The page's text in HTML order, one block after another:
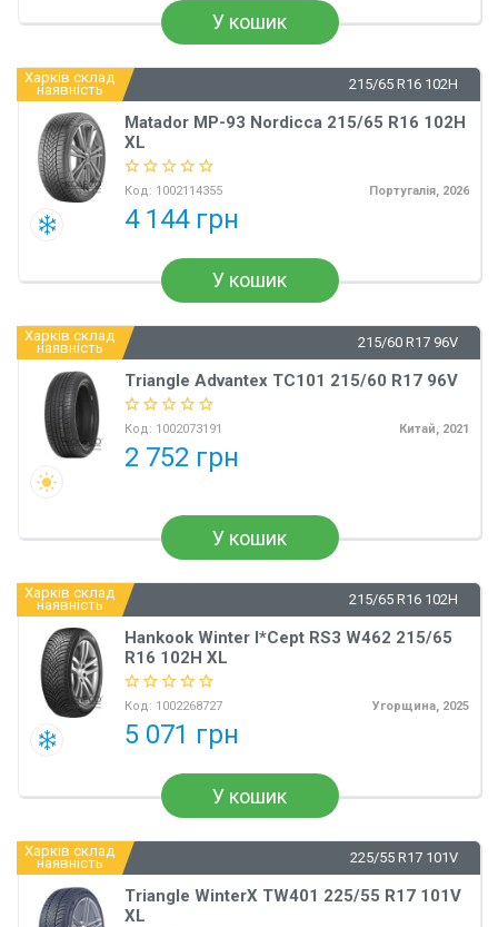
У кошик
215/65 R16 102H
Харків склад
наявність
Matador MP-93 Nordicca 215/65 R16 102H
XL
Код: 1002114355 Португалія, 2026
4 144 грн
У кошик
215/60 R17 96V
Харків склад
наявність
Triangle Advantex TC101 215/60 R17 96V
Код: 1002073191 Китай, 2021
2 752 грн
У кошик
215/65 R16 102H
Харків склад
наявність
Hankook Winter I*Cept RS3 W462 215/65
R16 102H XL
Код: 1002268727 Угорщина, 2025
5 071 грн
У кошик
225/55 R17 101V
Харків склад
наявність
Triangle WinterX TW401 225/55 R17 101V
XL